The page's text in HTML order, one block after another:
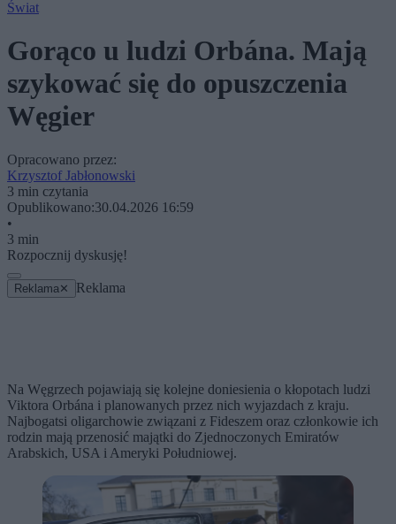
Świat
Gorąco u ludzi Orbána. Mają
szykować się do opuszczenia
Węgier
Opracowano przez:
Krzysztof Jabłonowski
3 min czytania
Opublikowano:30.04.2026 16:59
•
3 min
Rozpocznij dyskusję!
Reklama ✕ Reklama
Na Węgrzech pojawiają się kolejne doniesienia o kłopotach ludzi
Viktora Orbána i planowanych przez nich wyjazdach z kraju.
Najbogatsi oligarchowie związani z Fideszem oraz członkowie ich
rodzin mają przenosić majątki do Zjednoczonych Emiratów
Arabskich, USA i Ameryki Południowej.